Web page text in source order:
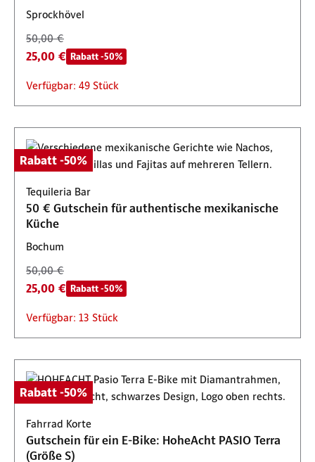
Sprockhövel
50,00 €
25,00 € Rabatt -50%
Verfügbar: 49 Stück
Rabatt -50%
Tequileria Bar
50 € Gutschein für authentische mexikanische
Küche
Bochum
50,00 €
25,00 € Rabatt -50%
Verfügbar: 13 Stück
Rabatt -50%
Fahrrad Korte
Gutschein für ein E-Bike: HoheAcht PASIO Terra
(Größe S)